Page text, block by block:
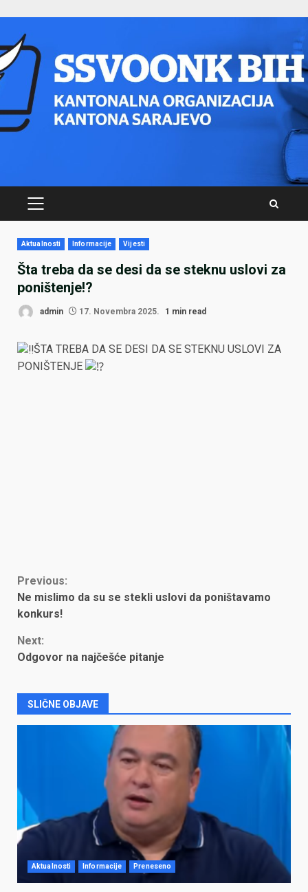
content
PRIMARY
Aktualnosti Informacije Vijesti
Šta treba da se desi da se steknu uslovi za
poništenje!?
admin 17. Novembra 2025. 1 min read
ŠTA TREBA DA SE DESI DA SE STEKNU USLOVI ZA
PONIŠTENJE
Continue
Reading
Previous:
Ne mislimo da su se stekli uslovi da poništavamo
konkurs!
Next:
Odgovor na najčešće pitanje
SLIČNE OBJAVE
Aktualnosti Informacije Preneseno